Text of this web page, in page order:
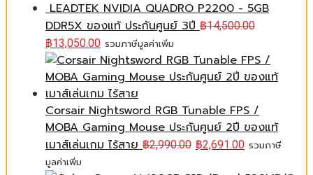
LEADTEK NVIDIA QUADRO P2200 - 5GB
DDR5X ของแท้ ประกันศูนย์ 3ปี ฿14,500.00
฿13,050.00 รวมภาษีมูลค่าเพิ่ม
Corsair Nightsword RGB Tunable FPS /
MOBA Gaming Mouse ประกันศูนย์ 2ปี ของแท้
เมาส์เล่นเกม ไร้สาย ฿2,990.00 ฿2,691.00 รวมภาษี
มูลค่าเพิ่ม